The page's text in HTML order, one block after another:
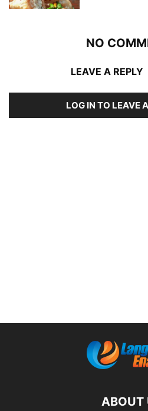
NO
LEAVE A REPLY
LOG IN TO LEAVE
ABOUT